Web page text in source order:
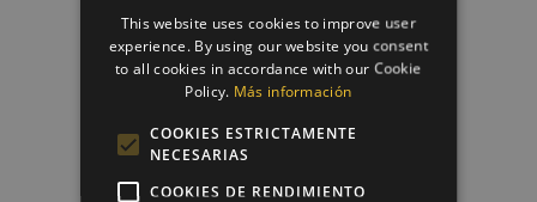
This website uses cookies to improve user
experience. By using our website you consent
to all cookies in accordance with our Cookie
Policy. Más información
COOKIES ESTRICTAMENTE
NECESARIAS
COOKIES DE RENDIMIENTO